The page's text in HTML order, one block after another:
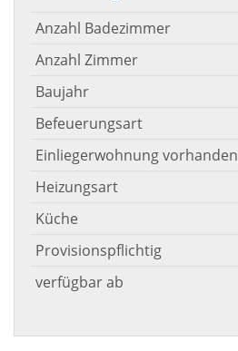
Anzahl Badezimmer
Anzahl Zimmer
Baujahr
Befeuerungsart
Einliegerwohnung vorhanden
Heizungsart
Küche
Provisionspflichtig
verfügbar ab